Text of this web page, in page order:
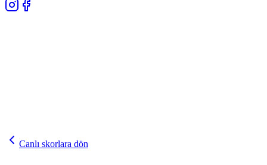
Canlı skorlara dön